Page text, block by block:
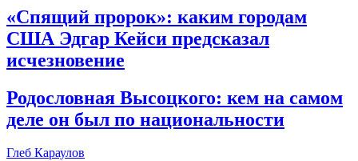
«Спящий пророк»: каким городам
США Эдгар Кейси предсказал
исчезновение
Родословная Высоцкого: кем на самом
деле он был по национальности
Глеб Караулов